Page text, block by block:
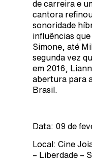
de carreira e
cantora
sonoridade
influências
Simone, até
segunda vez
em 2016,
abertura para
Brasil.
Data: 09 de
Local: Cine
– Liberdade –